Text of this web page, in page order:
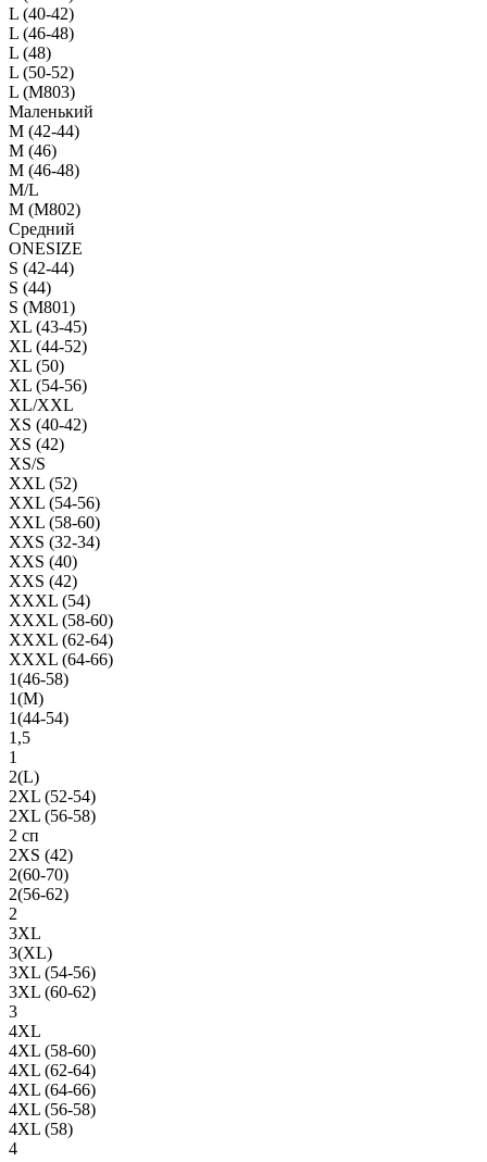
L (40-42)
L (46-48)
L (48)
L (50-52)
L (M803)
Маленький
М (42-44)
M (46)
M (46-48)
M/L
M (M802)
Средний
ONESIZE
S (42-44)
S (44)
S (M801)
XL (43-45)
XL (44-52)
XL (50)
XL (54-56)
XL/XXL
XS (40-42)
XS (42)
XS/S
XXL (52)
XXL (54-56)
XXL (58-60)
XXS (32-34)
XXS (40)
XXS (42)
XXXL (54)
XXXL (58-60)
XXXL (62-64)
XXXL (64-66)
1(46-58)
1(М)
1(44-54)
1,5
1
2(L)
2XL (52-54)
2XL (56-58)
2 сп
2XS (42)
2(60-70)
2(56-62)
2
3XL
3(XL)
3XL (54-56)
3XL (60-62)
3
4XL
4XL (58-60)
4XL (62-64)
4XL (64-66)
4XL (56-58)
4XL (58)
4